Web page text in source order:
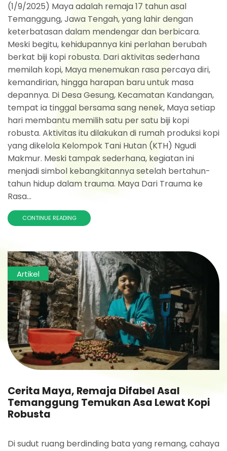
(1/9/2025) Maya adalah remaja 17 tahun asal
Temanggung, Jawa Tengah, yang lahir dengan
keterbatasan dalam mendengar dan berbicara.
Meski begitu, kehidupannya kini perlahan berubah
berkat biji kopi robusta. Dari aktivitas sederhana
memilah kopi, Maya menemukan rasa percaya diri,
kemandirian, hingga harapan baru untuk masa
depannya. Di Desa Gesung, Kecamatan Kandangan,
tempat ia tinggal bersama sang nenek, Maya setiap
hari membantu memilih satu per satu biji kopi
robusta. Aktivitas itu dilakukan di rumah produksi kopi
yang dikelola Kelompok Tani Hutan (KTH) Ngudi
Makmur. Meski tampak sederhana, kegiatan ini
menjadi simbol kebangkitannya setelah bertahun-
tahun hidup dalam trauma. Maya Dari Trauma ke
Rasa...
CONTINUE READING
Artikel
Cerita Maya, Remaja Difabel Asal
Temanggung Temukan Asa Lewat Kopi
Robusta
Di sudut ruang berdinding bata yang remang, cahaya